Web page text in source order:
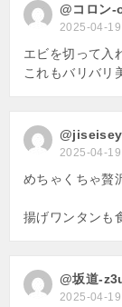
@コロン-
2025-04-
エビを切って入
これもバリバリ
2025-04-
めちゃくちゃ贅
揚げワンタンも
@坂道-
2025-04-